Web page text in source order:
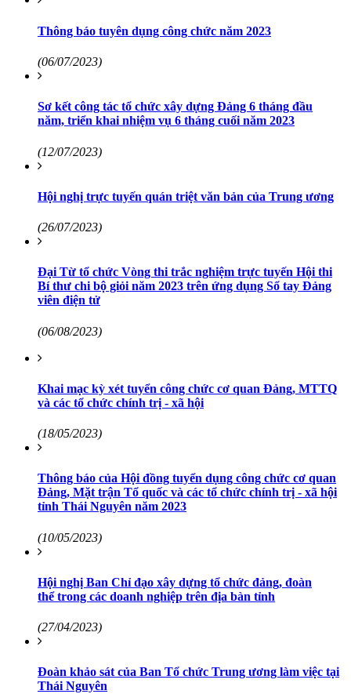
Thông báo tuyên dụng công chức năm 2023
(06/07/2023)
Sơ kết công tác tổ chức xây dựng Đảng 6 tháng đầu
năm, triển khai nhiệm vụ 6 tháng cuối năm 2023
(12/07/2023)
Hội nghị trực tuyến quán triệt văn bản của Trung ương
(26/07/2023)
Đại Từ tổ chức Vòng thi trắc nghiệm trực tuyến Hội thi
Bí thư chi bộ giỏi năm 2023 trên ứng dụng Sổ tay Đảng
viên điện tử
(06/08/2023)
Khai mạc kỳ xét tuyển công chức cơ quan Đảng, MTTQ
và các tổ chức chính trị - xã hội
(18/05/2023)
Thông báo của Hội đồng tuyển dụng công chức cơ quan
Đảng, Mặt trận Tổ quốc và các tổ chức chính trị - xã hội
tỉnh Thái Nguyên năm 2023
(10/05/2023)
Hội nghị Ban Chỉ đạo xây dựng tổ chức đảng, đoàn
thể trong các doanh nghiệp trên địa bàn tỉnh
(27/04/2023)
Đoàn khảo sát của Ban Tổ chức Trung ương làm việc tại
Thái Nguyên